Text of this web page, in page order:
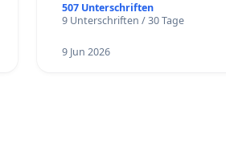
507 Unterschriften
9 Unterschriften / 30 Tage
9 Jun 2026